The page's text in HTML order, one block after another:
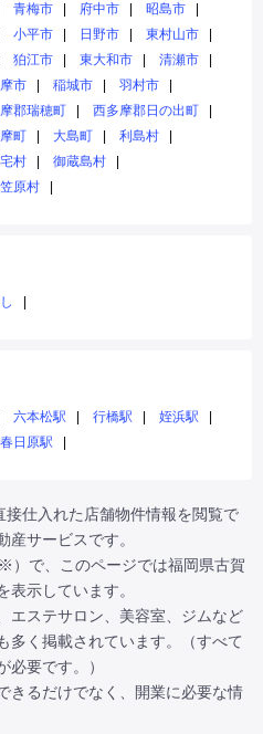
青梅市 府中市
昭島市
小平市 日野市
東村山市
狛江市 東大和市
清瀬市
市 稲城市
羽村市
郡瑞穂町
西多摩郡日の出町
町 大島町
利島村
村
御蔵島村
原村
六本松駅 行橋駅
姪浜駅
春日原駅
仕入れた店舗物件情報を閲覧で
産サービスです。
）で、このページでは福岡県古賀
示しています。
エステサロン、美容室、ジムなど
多く掲載されています。（すべて
必要です。）
きるだけでなく、開業に必要な情